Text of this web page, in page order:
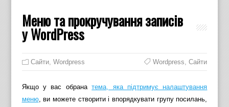
Меню та прокручування записів
у WordPress
Cайти, Wordpress Wordpress,Сайти
Якщо у вас обранатема, яка підтримує налаштування
меню, ви можете створити і впорядкувати групу посилань,